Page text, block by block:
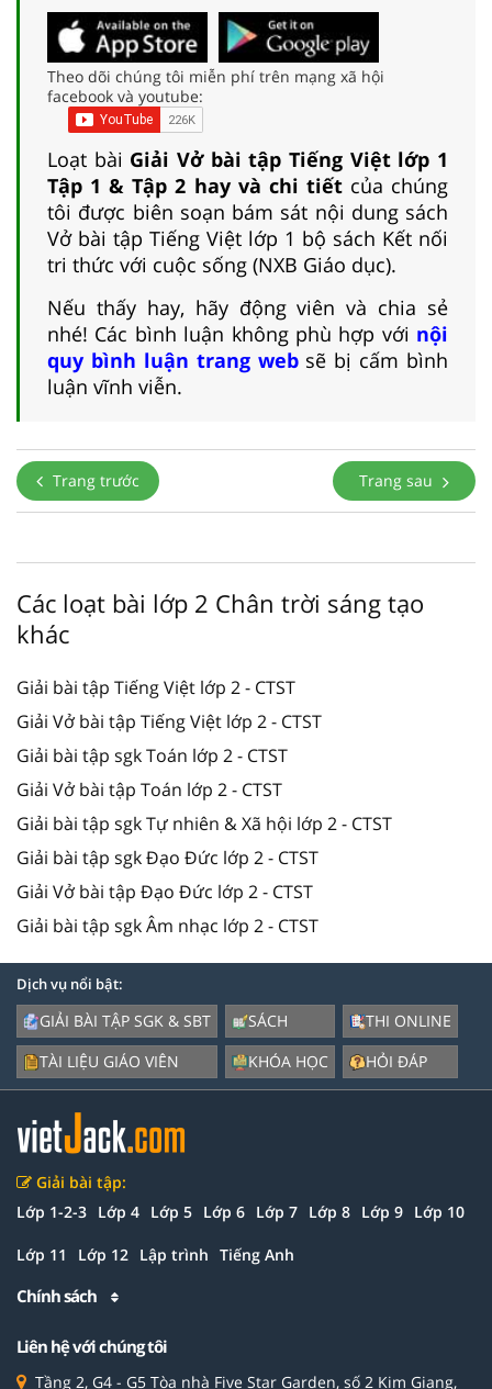
Theo dõi chúng tôi miễn phí trên mạng xã hội
facebook và youtube:
Loạt bài Giải Vở bài tập Tiếng Việt lớp 1
Tập 1 & Tập 2 hay và chi tiếtcủa chúng
tôi được biên soạn bám sát nội dung sách
Vở bài tập Tiếng Việt lớp 1 bộ sách Kết nối
tri thức với cuộc sống (NXB Giáo dục).
Nếu thấy hay, hãy động viên và chia sẻ
nhé! Các bình luận không phù hợp với nội
quy bình luận trang websẽ bị cấm bình
luận vĩnh viễn.
Trang trước Trang sau
Các loạt bài lớp 2 Chân trời sáng tạo
khác
Giải bài tập Tiếng Việt lớp 2 - CTST
Giải Vở bài tập Tiếng Việt lớp 2 - CTST
Giải bài tập sgk Toán lớp 2 - CTST
Giải Vở bài tập Toán lớp 2 - CTST
Giải bài tập sgk Tự nhiên & Xã hội lớp 2 - CTST
Giải bài tập sgk Đạo Đức lớp 2 - CTST
Giải Vở bài tập Đạo Đức lớp 2 - CTST
Giải bài tập sgk Âm nhạc lớp 2 - CTST
Dịch vụ nổi bật:
GIẢI BÀI TẬP SGK & SBT
TÀI LIỆU GIÁO VIÊN
SÁCH
KHÓA HỌC
THI ONLINE
HỎI ĐÁP
Giải bài tập:
Lớp 1-2-3 Lớp 4 Lớp 5 Lớp 6 Lớp 7 Lớp 8 Lớp 9 Lớp 10
Lớp 11 Lớp 12 Lập trình Tiếng Anh
Chính sách
Liên hệ với chúng tôi
Tầng 2, G4 - G5 Tòa nhà Five Star Garden, số 2 Kim Giang,